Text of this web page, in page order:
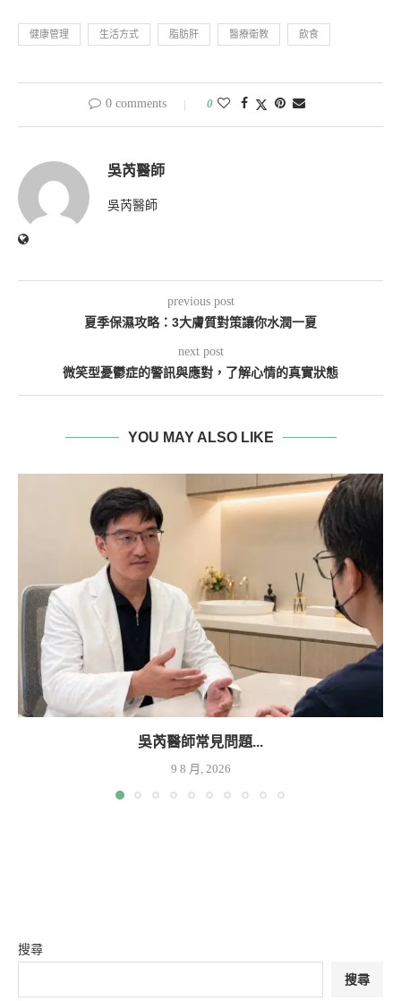
健康管理 生活方式 脂肪肝 醫療衛教 飲食
0 comments 0
吳芮醫師
吳芮醫師
previous post
夏季保濕攻略：3大膚質對策讓你水潤一夏
next post
微笑型憂鬱症的警訊與應對，了解心情的真實狀態
YOU MAY ALSO LIKE
吳芮醫師常見問題...
9 8 月, 2026
搜尋
搜尋